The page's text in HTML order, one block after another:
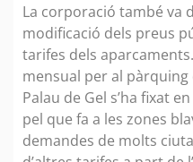
La corporació també va
modificació dels preus
tarifes dels
mensual per al
Palau de Gel s’ha fixat
pel que fa a les zones
demandes de molts